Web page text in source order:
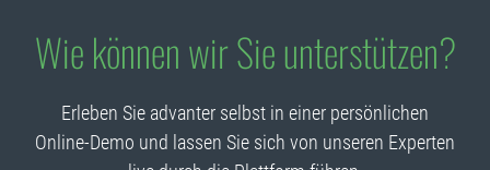
Wie können wir Sie unterstützen?
Erleben Sie advanter selbst in einer persönlichen
Online-Demo und lassen Sie sich von unseren Experten